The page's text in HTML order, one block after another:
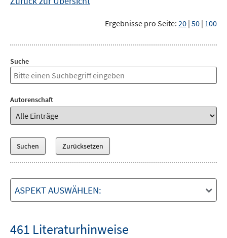
Ergebnisse pro Seite: 20 | 50 | 100
Suche
Autorenschaft
ASPEKT AUSWÄHLEN:
461 Literaturhinweise